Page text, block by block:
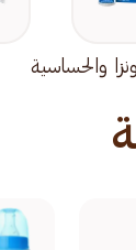
والحساسية